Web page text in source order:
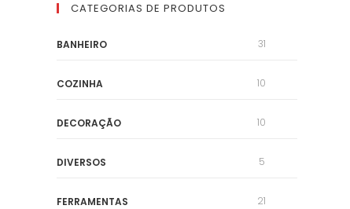
CATEGORIAS DE PRODUTOS
BANHEIRO 31
COZINHA 10
DECORAÇÃO 10
DIVERSOS 5
FERRAMENTAS 21